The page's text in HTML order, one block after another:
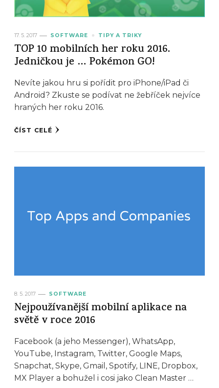
17. 5. 2017 SOFTWARE TIPY A TRIKY
TOP 10 mobilních her roku 2016.
Jedničkou je … Pokémon GO!
Nevíte jakou hru si pořídit pro iPhone/iPad či
Android? Zkuste se podívat ne žebříček nejvíce
hraných her roku 2016.
ČÍST CELÉ
8. 5. 2017 SOFTWARE
Nejpoužívanější mobilní aplikace na
světě v roce 2016
Facebook (a jeho Messenger), WhatsApp,
YouTube, Instagram, Twitter, Google Maps,
Snapchat, Skype, Gmail, Spotify, LINE, Dropbox,
MX Player a bohužel i cosi jako Clean Master …